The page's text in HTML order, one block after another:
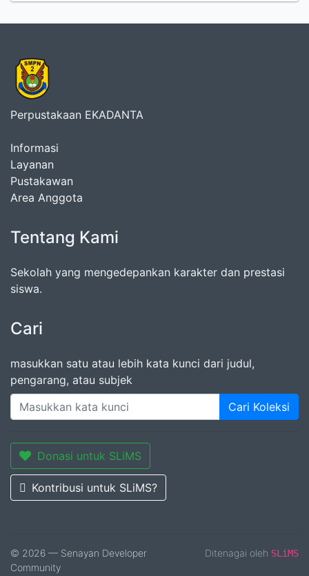
Perpustakaan EKADANTA
Informasi
Layanan
Pustakawan
Area Anggota
Tentang Kami
Sekolah yang mengedepankan karakter dan prestasi
siswa.
Cari
masukkan satu atau lebih kata kunci dari judul,
pengarang, atau subjek
Cari Koleksi
Donasi untuk SLiMS
Kontribusi untuk SLiMS?
© 2026 — Senayan Developer
Community
Ditenagai oleh SLiMS